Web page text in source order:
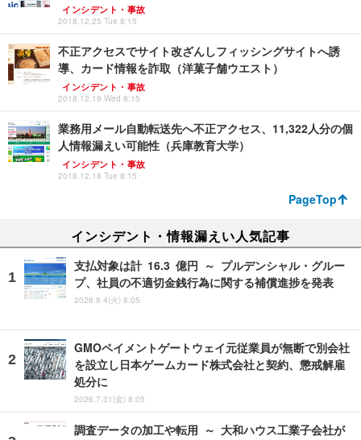
インシデント・事故
2018.12.25 Tue 8:15
不正アクセスでサイト改ざんしフィッシングサイトへ誘
導、カード情報を詐取（洋菓子舗ウエスト）
インシデント・事故
2018.12.19 Wed 8:15
業務用メール自動転送先へ不正アクセス、11,322人分の個
人情報漏えい可能性（兵庫教育大学）
インシデント・事故
2018.12.18 Tue 8:15
PageTop
インシデント・情報漏えい人気記事
支払対象は計 16.3 億円 ～ プルデンシャル・グルー
プ、社員の不適切金銭行為に関する補償進捗を発表
2026.8.4(火) 8:05
GMOペイメントゲートウェイ元従業員が無断で別会社
を設立し日本ゲームカード株式会社と契約、懲戒解雇
処分に
2026.7.31(金) 8:05
調査データの加工や転用 ～ 大和ハウス工業子会社が